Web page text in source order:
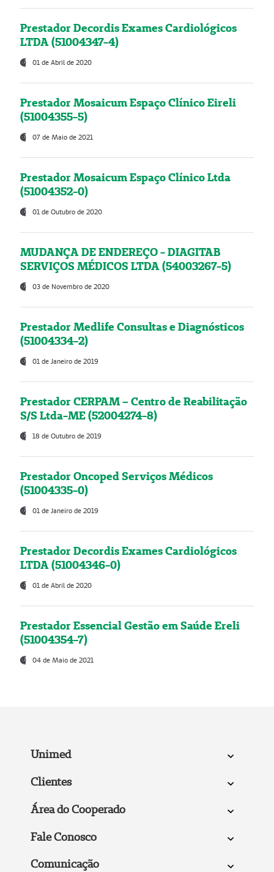
Prestador Decordis Exames Cardiológicos
LTDA (51004347-4)
01 de Abril de 2020
Prestador Mosaicum Espaço Clínico Eireli
(51004355-5)
07 de Maio de 2021
Prestador Mosaicum Espaço Clínico Ltda
(51004352-0)
01 de Outubro de 2020
MUDANÇA DE ENDEREÇO - DIAGITAB
SERVIÇOS MÉDICOS LTDA (54003267-5)
03 de Novembro de 2020
Prestador Medlife Consultas e Diagnósticos
(51004334-2)
01 de Janeiro de 2019
Prestador CERPAM – Centro de Reabilitação
S/S Ltda-ME (52004274-8)
18 de Outubro de 2019
Prestador Oncoped Serviços Médicos
(51004335-0)
01 de Janeiro de 2019
Prestador Decordis Exames Cardiológicos
LTDA (51004346-0)
01 de Abril de 2020
Prestador Essencial Gestão em Saúde Ereli
(51004354-7)
04 de Maio de 2021
Unimed
Clientes
Área do Cooperado
Fale Conosco
Comunicação